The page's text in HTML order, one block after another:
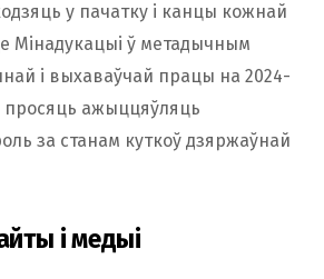
у пачатку і канцы кожнай
Мінадукацыі ў метадычным
і выхаваўчай працы на 2024-
просяць ажыццяўляць
за станам куткоў дзяржаўнай
і медыі